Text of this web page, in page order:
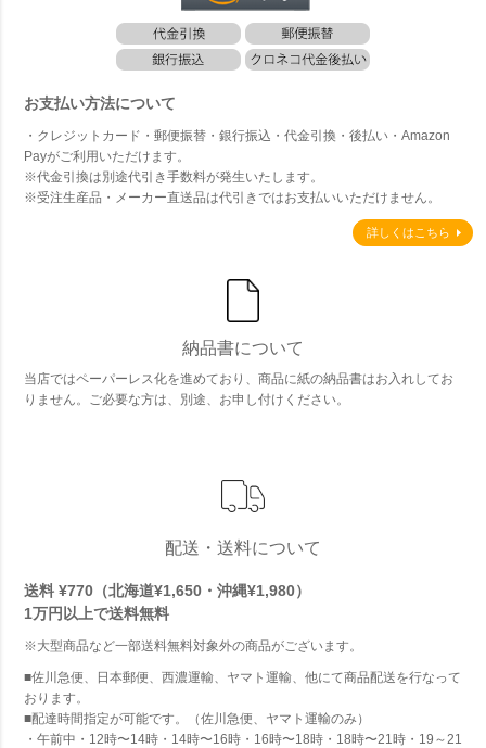
お支払い方法について
・クレジットカード・郵便振替・銀行振込・代金引換・後払い・Amazon
Payがご利用いただけます。
※代金引換は別途代引き手数料が発生いたします。
※受注生産品・メーカー直送品は代引きではお支払いいただけません。
詳しくはこちら
納品書について
当店ではペーパーレス化を進めており、商品に紙の納品書はお入れしてお
りません。ご必要な方は、別途、お申し付けください。
配送・送料について
送料 ¥770（北海道¥1,650・沖縄¥1,980）
1万円以上で送料無料
※大型商品など一部送料無料対象外の商品がございます。
■佐川急便、日本郵便、西濃運輸、ヤマト運輸、他にて商品配送を行なって
おります。
■配達時間指定が可能です。（佐川急便、ヤマト運輸のみ）
・午前中・12時〜14時・14時〜16時・16時〜18時・18時〜21時・19～21